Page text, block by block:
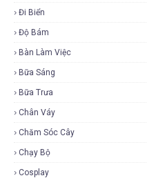
Đi Biển
Độ Bám
Bàn Làm Việc
Bữa Sáng
Bữa Trưa
Chân Váy
Chăm Sóc Cây
Chạy Bộ
Cosplay